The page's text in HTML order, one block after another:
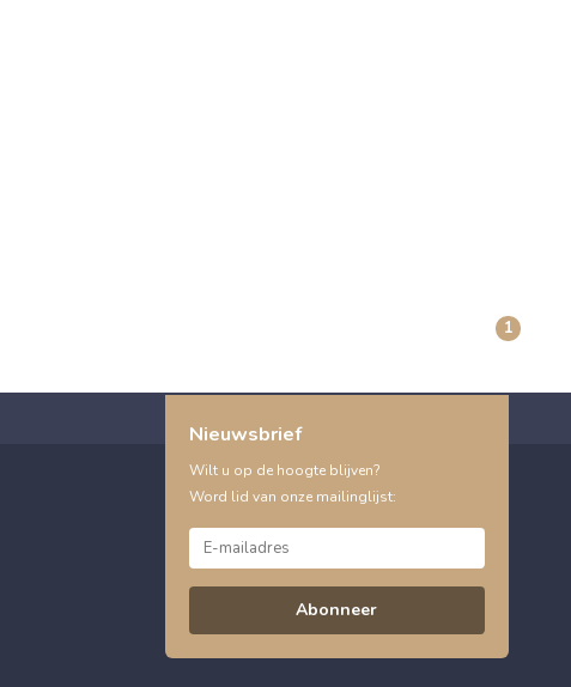
1
Nieuwsbrief
Wilt u op de hoogte blijven?
Word lid van onze mailinglijst:
Abonneer